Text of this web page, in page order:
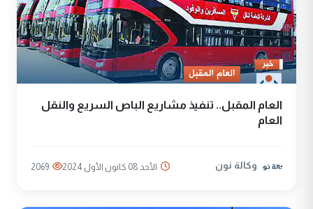
العام المقبل.. تنفيذ مشاريع الباص السريع والنقل
العام
وكالة نون الأحد 08 كانون الأول 2024 2069